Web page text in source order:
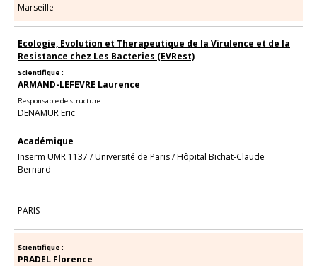
Marseille
Ecologie, Evolution et Therapeutique de la Virulence et de la
Resistance chez Les Bacteries (EVRest)
Scientifique :
ARMAND-LEFEVRE Laurence
Responsable de structure :
DENAMUR Eric
Académique
Inserm UMR 1137 /Université de Paris/Hôpital Bichat-Claude
Bernard
PARIS
Scientifique :
PRADEL Florence